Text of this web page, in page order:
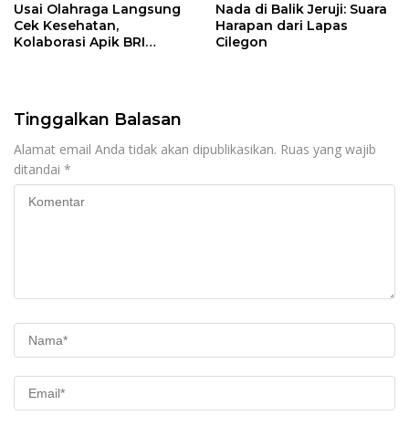
​Usai Olahraga Langsung
Cek Kesehatan,
Kolaborasi Apik BRI
Nada di Balik Jeruji: Suara
Harapan dari Lapas
Cilegon
Tinggalkan Balasan
Alamat email Anda tidak akan dipublikasikan. Ruas yang wajib
ditandai *